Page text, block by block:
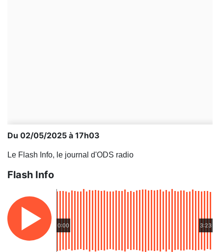
Du 02/05/2025 à 17h03
Le Flash Info, le journal d'ODS radio
Flash Info
0:00 3:23